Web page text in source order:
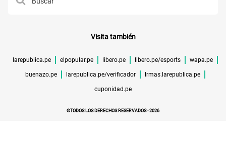
Visita también
larepublica.pe elpopular.pe libero.pe libero.pe/esports wapa.pe
buenazo.pe larepublica.pe/verificador lrmas.larepublica.pe
cuponidad.pe
©TODOS LOS DERECHOS RESERVADOS -2026